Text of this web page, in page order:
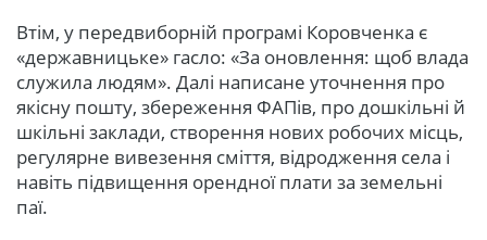
Втім, у передвиборній програмі Коровченка є
«державницьке» гасло: «За оновлення: щоб влада
служила людям». Далі написане уточнення про
якісну пошту, збереження ФАПів, про дошкільні й
шкільні заклади, створення нових робочих місць,
регулярне вивезення сміття, відродження села і
навіть підвищення орендної плати за земельні
паї.